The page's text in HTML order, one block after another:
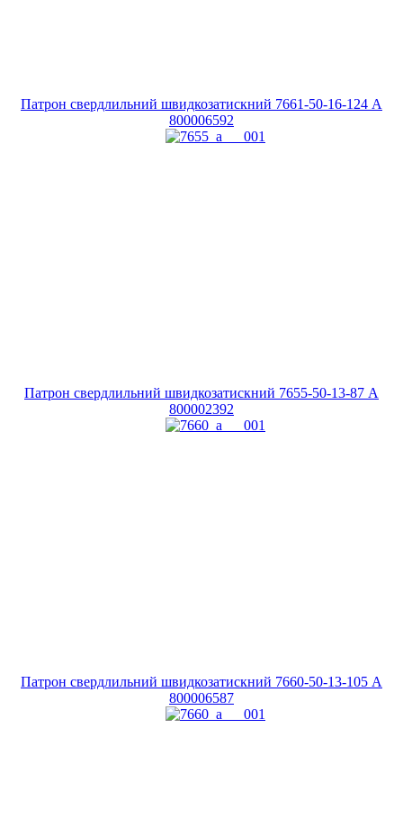
Патрон свердлильний швидкозатискний 7661-50-16-124 A
800006592
Патрон свердлильний швидкозатискний 7655-50-13-87 A
800002392
Патрон свердлильний швидкозатискний 7660-50-13-105 A
800006587